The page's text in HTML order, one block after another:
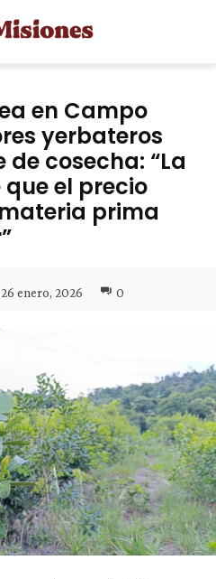
en Campo
yerbateros
cosecha: “La
el precio
prima
26 enero, 2026 0